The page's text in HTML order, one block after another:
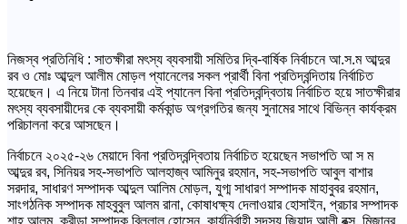
নিজস্ব প্রতিনিধি : সাতক্ষীরা মৎস্য ব্যবসায়ী সমিতির দ্বি-বার্ষিক নির্বাচনে আ.স.ম আব্দুর
রব ও মোঃ আব্দুল আলীম মোড়ল প্যানেলের সকল প্রার্থী বিনা প্রতিদ্বন্দিতায় নির্বাচিত
হয়েছেন। এ নিয়ে টানা তিনবার এই প্যানেল বিনা প্রতিদ্বন্দ্বিতায় নির্বাচিত হয়ে সাতক্ষীরার
মৎস্য ব্যবসায়ীদের কে ব্যবসায়ী কর্মকান্ড অগ্রগতির জন্য সুনামের সাথে বিভিন্ন কার্যক্রম
পরিচালনা করে আসছেন।
নির্বাচনে ২০২৫-২৬ মেয়াদে বিনা প্রতিদ্বন্দ্বিতায় নির্বাচিত হয়েছেন সভাপতি আ স ম
আব্দুর রব, সিনিয়র সহ-সভাপতি আলহাজ্ব আমিনুর রহমান, সহ-সভাপতি আবুল বাশার
সরদার, সাধারণ সম্পাদক আব্দুল আলিম মোড়ল, যুগ্ম সাধারণ সম্পাদক মাহাবুবর রহমান,
সাংগঠনিক সম্পাদক মাহবুবুল আলম রানা, কোষাধক্ষ্য দেলাওয়ার হোসাইন, প্রচার সম্পাদক